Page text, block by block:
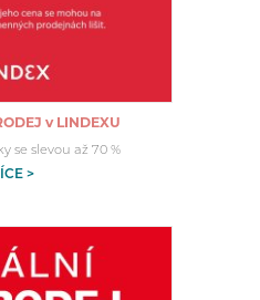
v LINDEXU
se slevou až 70 %
>